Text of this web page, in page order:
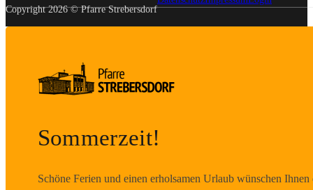
Copyright 2026 © Pfarre Strebersdorf
DatenschutzImpressumLogin
Sommerzeit!
Schöne Ferien und einen erholsamen Urlaub wünschen